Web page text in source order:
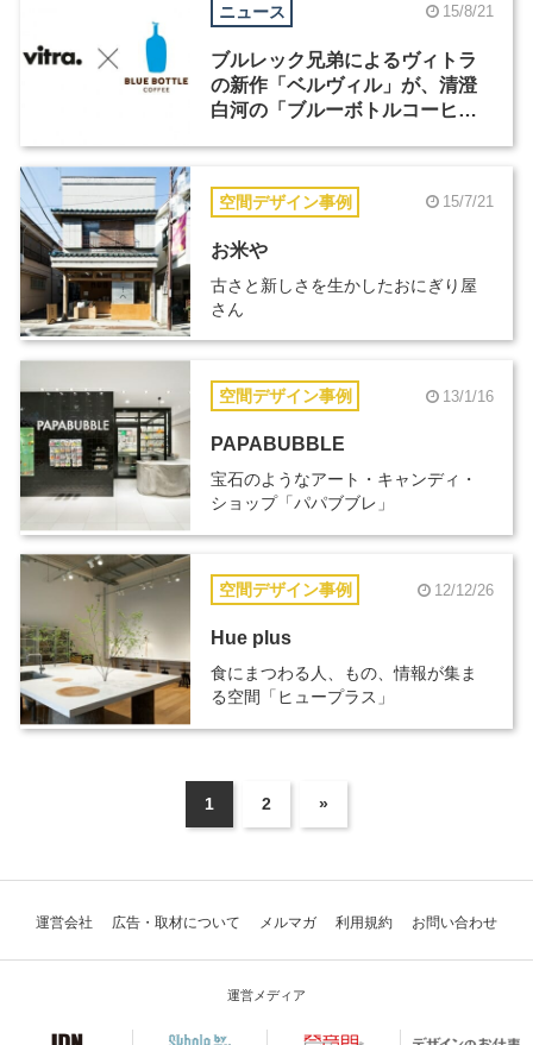
ニュース 15/8/21
ブルレック兄弟によるヴィトラ
の新作「ベルヴィル」が、清澄
白河の「ブルーボトルコーヒ
空間デザイン事例 15/7/21
お米や
古さと新しさを生かしたおにぎり屋
さん
空間デザイン事例 13/1/16
PAPABUBBLE
宝石のようなアート・キャンディ・
ショップ「パパブブレ」
空間デザイン事例 12/12/26
Hue plus
食にまつわる人、もの、情報が集ま
る空間「ヒュープラス」
1 2 »
運営会社 広告・取材について メルマガ 利用規約 お問い合わせ
運営メディア